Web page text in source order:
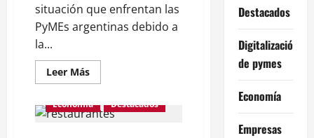
situación que enfrentan las
PyMEs argentinas debido a
la...
Leer MásLeer
más
En
Argentina
Economía Destacados
Destacados
Digitalización
de pymes
Economía
Empresas